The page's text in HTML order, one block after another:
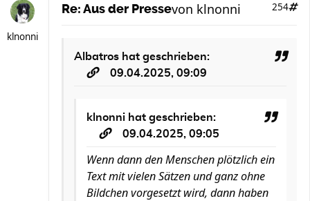
klnonni
Re: Aus der Presse 254
von klnonni
Albatros hat geschrieben:
09.04.2025, 09:09
klnonni hat geschrieben:
09.04.2025, 09:05
Wenn dann den Menschen plötzlich ein
Text mit vielen Sätzen und ganz ohne
Bildchen vorgesetzt wird, dann haben